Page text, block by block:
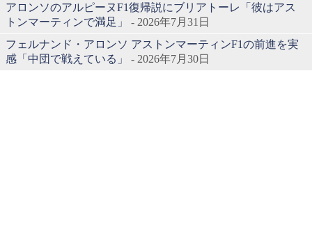
アロンソのアルピーヌF1復帰説にブリアトーレ「彼はアス
トンマーティンで満足」
- 2026年7月31日
フェルナンド・アロンソ アストンマーティンF1の前進を実
感「中団で戦えている」
- 2026年7月30日